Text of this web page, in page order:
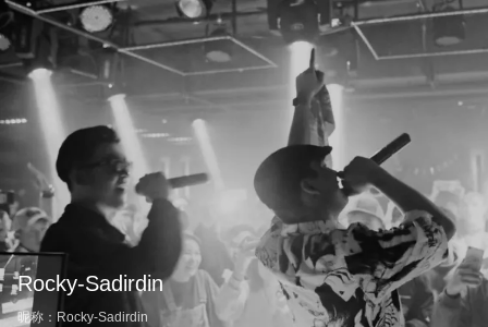
Rocky-Sadirdin
昵称： Rocky-Sadirdin